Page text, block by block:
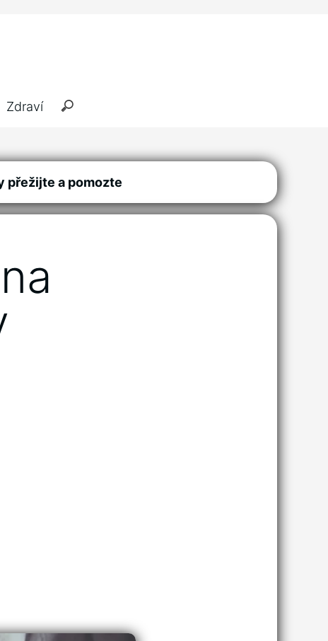
Zdraví
přežijte a pomozte